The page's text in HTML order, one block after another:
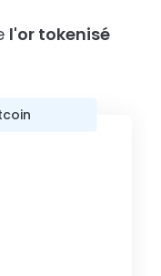
l'or tokenisé